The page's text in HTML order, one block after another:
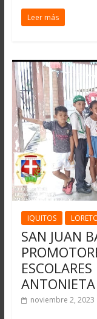
Leer más
IQUITOS
SAN JUAN
noviembre 2, 2023